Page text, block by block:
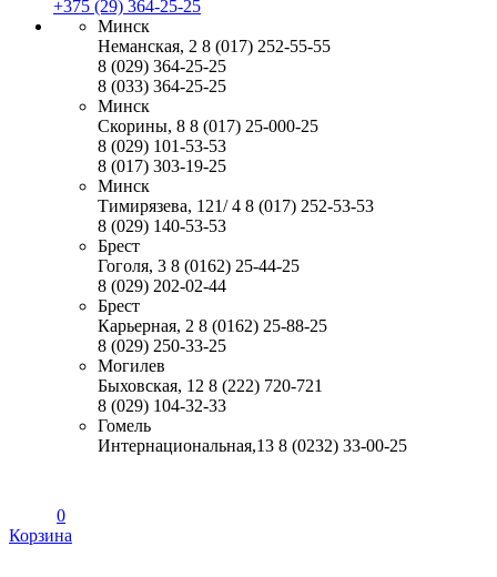
+375 (29) 364-25-25
Минск
Неманская, 2 8 (017) 252-55-55
8 (029) 364-25-25
8 (033) 364-25-25
Минск
Скорины, 8 8 (017) 25-000-25
8 (029) 101-53-53
8 (017) 303-19-25
Минск
Тимирязева, 121/ 4 8 (017) 252-53-53
8 (029) 140-53-53
Брест
Гоголя, 3 8 (0162) 25-44-25
8 (029) 202-02-44
Брест
Карьерная, 2 8 (0162) 25-88-25
8 (029) 250-33-25
Могилев
Быховская, 12 8 (222) 720-721
8 (029) 104-32-33
Гомель
Интернациональная,13 8 (0232) 33-00-25
0
Корзина